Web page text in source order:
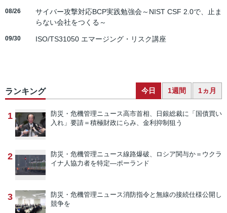
08/26
サイバー攻撃対応BCP実践勉強会～NIST CSF 2.0で、止ま
らない会社をつくる～
09/30 ISO/TS31050 エマージング・リスク講座
ランキング 今日 1週間 1ヵ月
1 防災・危機管理ニュース高市首相、日銀総裁に「国債買い
入れ」要請＝積極財政にらみ、金利抑制狙う
2 防災・危機管理ニュース線路爆破、ロシア関与か＝ウクラ
イナ人協力者を特定―ポーランド
3 防災・危機管理ニュース消防指令と無線の接続仕様公開し
競争を